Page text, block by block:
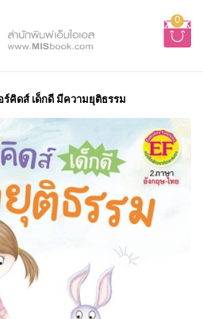
0
ร์คิดส์ เด็กดี มีความยุติธรรม